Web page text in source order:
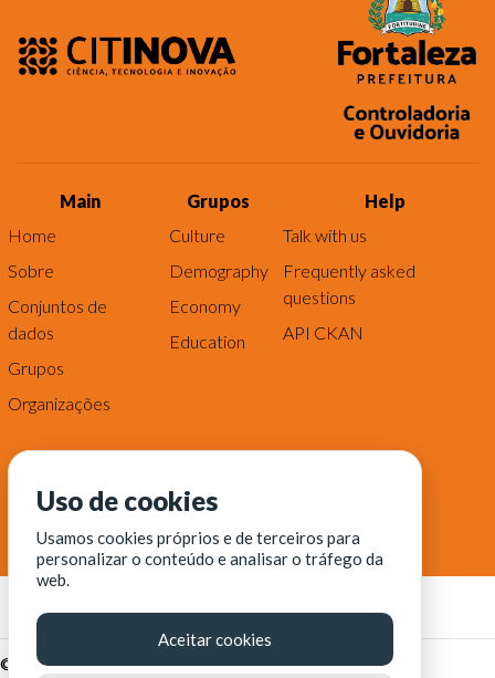
Main
Home
Sobre
Conjuntos de
dados
Grupos
Organizações
Grupos
Culture
Demography
Economy
Education
Help
Talk with us
Frequently asked
questions
API CKAN
© Fortaleza Digital || CITINOVA - Fundação de Ciência,
Uso de cookies
Usamos cookies próprios e de terceiros para
personalizar o conteúdo e analisar o tráfego da
web.
Aceitar cookies